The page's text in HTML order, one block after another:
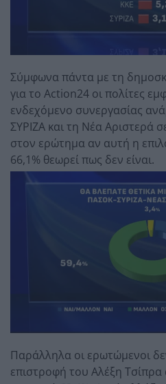
Σύμφωνα πάντα με τη
για το Action24 οι πολίτες
ενδεχόμενο συνεργασίας
ΣΥΡΙΖΑ και τη Νέα Αριστερά
στον ερώτημα αν αυτή η
66,1% θεωρεί πως δεν είναι.
Παράλληλα οι ερωτώμενοι
επιστροφή του Αλέξη Τσίπρα